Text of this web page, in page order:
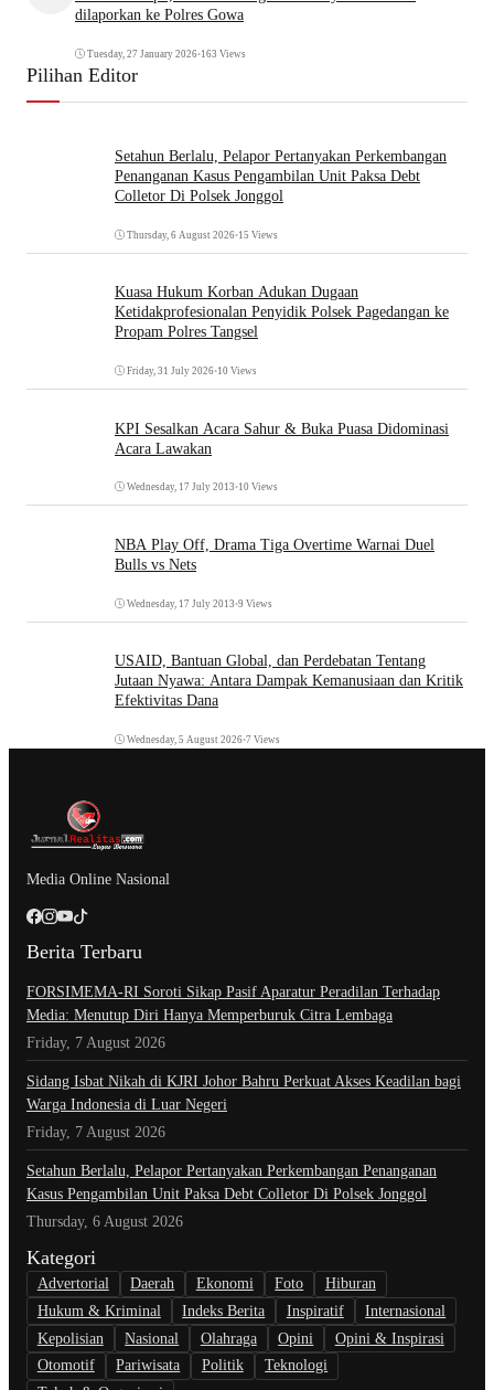
dilaporkan ke Polres Gowa
Tuesday, 27 January 2026•163 Views
Pilihan Editor
Setahun Berlalu, Pelapor Pertanyakan Perkembangan
Penanganan Kasus Pengambilan Unit Paksa Debt
Colletor Di Polsek Jonggol
Thursday, 6 August 2026•15 Views
Kuasa Hukum Korban Adukan Dugaan
Ketidakprofesionalan Penyidik Polsek Pagedangan ke
Propam Polres Tangsel
Friday, 31 July 2026•10 Views
KPI Sesalkan Acara Sahur & Buka Puasa Didominasi
Acara Lawakan
Wednesday, 17 July 2013 •10 Views
NBA Play Off, Drama Tiga Overtime Warnai Duel
Bulls vs Nets
Wednesday, 17 July 2013 •9 Views
USAID, Bantuan Global, dan Perdebatan Tentang
Jutaan Nyawa: Antara Dampak Kemanusiaan dan Kritik
Efektivitas Dana
Wednesday, 5 August 2026•7 Views
Media Online Nasional
Berita Terbaru
​FORSIMEMA-RI Soroti Sikap Pasif Aparatur Peradilan Terhadap
Media: Menutup Diri Hanya Memperburuk Citra Lembaga
Friday, 7 August 2026
Sidang Isbat Nikah di KJRI Johor Bahru Perkuat Akses Keadilan bagi
Warga Indonesia di Luar Negeri
Friday, 7 August 2026
Setahun Berlalu, Pelapor Pertanyakan Perkembangan Penanganan
Kasus Pengambilan Unit Paksa Debt Colletor Di Polsek Jonggol
Thursday, 6 August 2026
Kategori
Advertorial Daerah Ekonomi Foto
Hiburan
Hukum & Kriminal
Indeks Berita Inspiratif
Internasional
Kepolisian
Nasional Olahraga Opini
Opini & Inspirasi
Otomotif
Pariwisata Politik
Teknologi